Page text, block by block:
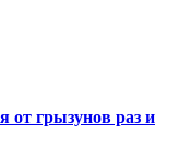
от грызунов раз и